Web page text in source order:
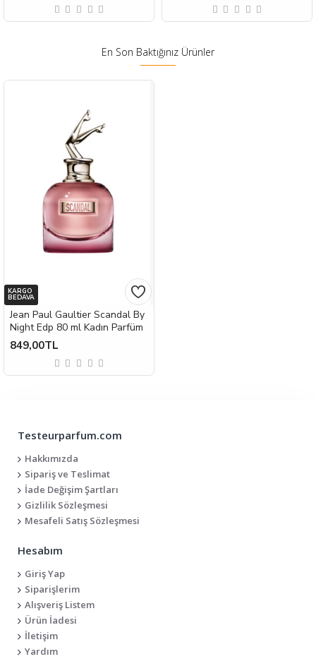
En Son Baktığınız Ürünler
KARGO
BEDAVA
Jean Paul Gaultier Scandal By
Night Edp 80 ml Kadın Parfüm
849,00TL
Testeurparfum.com
Hakkımızda
Sipariş ve Teslimat
İade Değişim Şartları
Gizlilik Sözleşmesi
Mesafeli Satış Sözleşmesi
Hesabım
Giriş Yap
Siparişlerim
Alışveriş Listem
Ürün İadesi
İletişim
Yardım